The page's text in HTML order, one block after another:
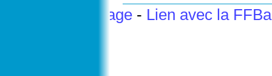
Haut de page - Lien avec la